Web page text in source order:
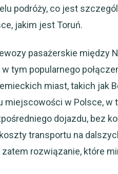
podróży, co jest
jakim jest Toruń.
pasażerskie między
tym popularnego
miast, takich jak
miejscowości w Polsce, w
dojazdu, bez
transportu na
rozwiązanie, które